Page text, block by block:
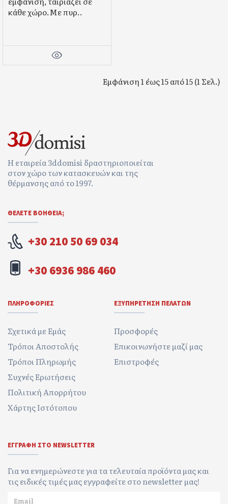
κάθε χώρο.Mε πυρ..
Εμφάνιση 1 έως 15 από 15 (1 Σελ.)
Η εταιρεία 3ddomisi δραστηριοποιείται
στον χώρο των κατασκευών και της
θέρμανσης από το 1997.
ΘΕΛΕΤΕ ΒΟΉΘΕΙΑ;
+30 210 50 69 034
+30 6936 986 460
ΠΛΗΡΟΦΟΡΊΕΣ
Σχετικά με Εμάς
Τρόποι Αποστολής
Τρόποι Πληρωμής
Συχνές Ερωτήσεις
Πολιτική Απορρήτου
Χάρτης Ιστότοπου
ΕΞΥΠΗΡΈΤΗΣΗ ΠΕΛΑΤΏΝ
Προσφορές
Επικοινωνήστε μαζί μας
Επιστροφές
ΕΓΓΡΑΦΉ ΣΤΟ NEWSLETTER
Για να ενημερώνεστε για τα τελευταία προϊόντα μας και
τις ειδικές τιμές μας εγγραφείτε στο newsletter μας!